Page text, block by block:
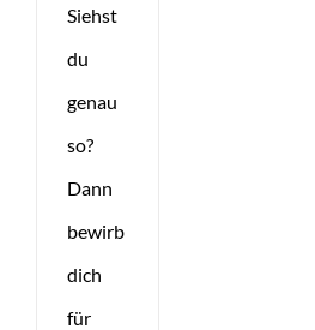
Siehst
du
genau
so?
Dann
bewirb
dich
für